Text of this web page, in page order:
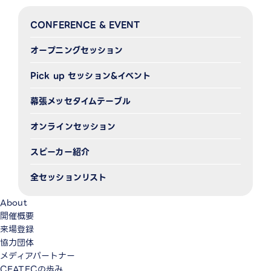
CONFERENCE & EVENT
オープニングセッション
Pick up セッション&イベント
幕張メッセタイムテーブル
オンラインセッション
スピーカー紹介
全セッションリスト
About
開催概要
来場登録
協力団体
メディアパートナー